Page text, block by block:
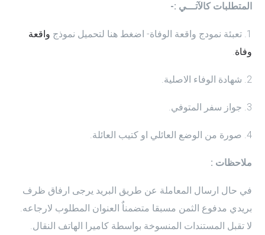
المتطلبات كالآتـــي :-
1. تعبئة نمودج واقعة الوفاة- اضغط هنا لتحميل نموذج
واقعة
وفاة.
2. شهادة الوفاء الاصلية.
3. جواز سفر المتوفي.
4. صورة من الوضع العائلي او كتيب العائلة.
ملاحظات :
في حال ارسال المعاملة عن طريق البريد يرجى ارفاق ظرف
بريدي مدفوع الثمن مسبقا متضمناٌ العنوان المطلوب لارجاعه.
لا تقبل المستندات المنسوخة بواسطة كاميرا الهاتف النقال.